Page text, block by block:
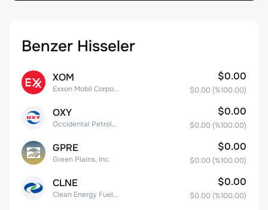
Benzer Hisseler
XOM
Exxon Mobil Corporation
$0.00
$0.00 (%100.00)
OXY
Occidental Petroleum Corporation
$0.00
$0.00 (%100.00)
GPRE
Green Plains, Inc.
$0.00
$0.00 (%100.00)
CLNE
Clean Energy Fuels Corp.
$0.00
$0.00 (%100.00)